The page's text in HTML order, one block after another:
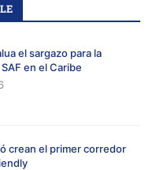
el sargazo para la
en el Caribe
crean el primer corredor